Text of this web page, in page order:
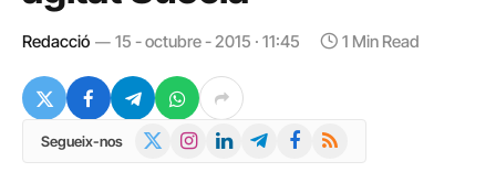
Redacció 15 - octubre - 2015 · 11:45 1 Min Read
Segueix-nos InstagramLinkedInTelegramFacebook
RSS